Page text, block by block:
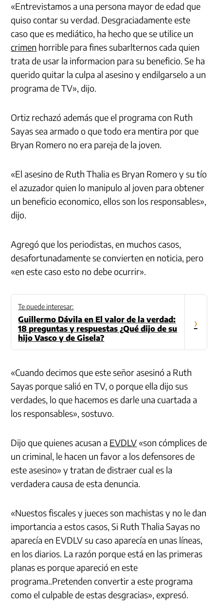
«Entrevistamos a una persona mayor de edad que
quiso contar su verdad. Desgraciadamente este
caso que es mediático, ha hecho que se utilice un
crimen horrible para fines subarlternos cada quien
trata de usar la informacion para su beneficio. Se ha
querido quitar la culpa al asesino y endilgarselo a un
programa de TV», dijo.
Ortiz rechazó además que el programa con Ruth
Sayas sea armado o que todo era mentira por que
Bryan Romero no era pareja de la joven.
«El asesino de Ruth Thalia es Bryan Romero y su tío
el azuzador quien lo manipulo al joven para obtener
un beneficio economico, ellos son los responsables»,
dijo.
Agregó que los periodistas, en muchos casos,
desafortunadamente se convierten en noticia, pero
«en este caso esto no debe ocurrir».
Te puede interesar:
Guillermo Dávila en El valor de la verdad:
18 preguntas y respuestas ¿Qué dijo de su
hijo Vasco y de Gisela?
›
«Cuando decimos que este señor asesinó a Ruth
Sayas porque salió en TV, o porque ella dijo sus
verdades, lo que hacemos es darle una cuartada a
los responsables», sostuvo.
Dijo que quienes acusan a EVDLV «son cómplices de
un criminal, le hacen un favor a los defensores de
este asesino» y tratan de distraer cual es la
verdadera causa de esta denuncia.
«Nuestos fiscales y jueces son machistas y no le dan
importancia a estos casos, Si Ruth Thalia Sayas no
aparecía en EVDLV su caso aparecía en unas líneas,
en los diarios. La razón porque está en las primeras
planas es porque apareció en este
programa..Pretenden convertir a este programa
como el culpable de estas desgracias», expresó.